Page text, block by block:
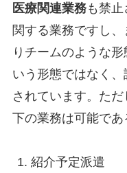
医療関連業務も禁止
関する業務ですし
りチームのような
いう形態ではなく
されています。た
下の業務は可能であ
紹介予定派遣